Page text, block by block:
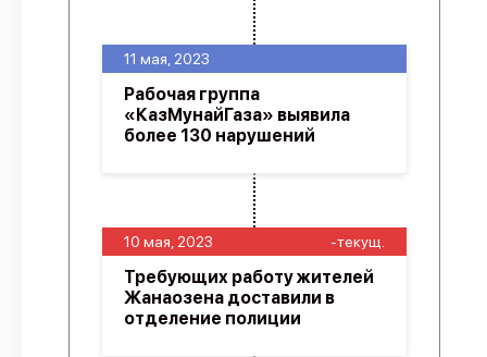
10 мая, 2023 -текущ.
Требующих работу жителей
Жанаозена доставили в
отделение полиции
11 мая, 2023
Рабочая группа
«КазМунайГаза» выявила
более 130 нарушений